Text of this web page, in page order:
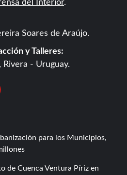
del Interior.
Soares de Araújo.
y Talleres:
Rivera - Uruguay.
para los Municipios,
de Cuenca Ventura Píriz en